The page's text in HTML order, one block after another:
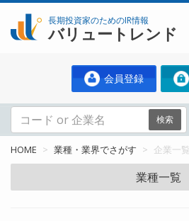
長期投資家のためのIR情報
バリュートレンド
会員登録
検索
HOME 業種・業界でさがす 企業一覧
業種一覧